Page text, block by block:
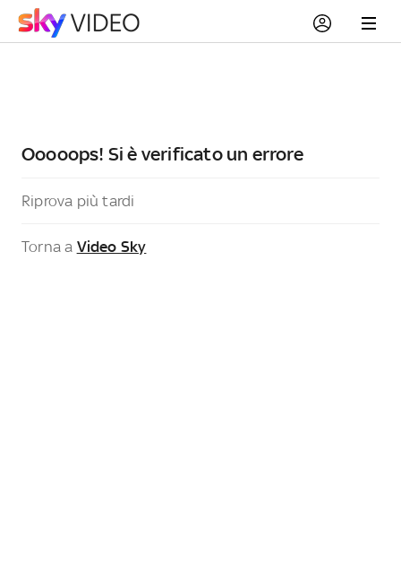
Ooooops! Si è verificato un errore
Riprova più tardi
Torna a Video Sky